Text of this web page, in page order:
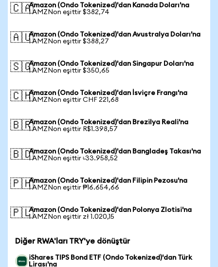
🇨🇦Amazon (Ondo Tokenized)'dan Kanada Doları'na
1 AMZNon eşittir $382,74
🇦🇺Amazon (Ondo Tokenized)'dan Avustralya Doları'na
1 AMZNon eşittir $388,27
🇸🇬Amazon (Ondo Tokenized)'dan Singapur Doları'na
1 AMZNon eşittir $350,65
🇨🇭Amazon (Ondo Tokenized)'dan İsviçre Frangı'na
1 AMZNon eşittir CHF 221,68
🇧🇷Amazon (Ondo Tokenized)'dan Brezilya Reali'na
1 AMZNon eşittir R$1.398,57
🇧🇩Amazon (Ondo Tokenized)'dan Bangladeş Takası'na
1 AMZNon eşittir ৳33.958,52
🇵🇭Amazon (Ondo Tokenized)'dan Filipin Pezosu'na
1 AMZNon eşittir ₱16.654,66
🇵🇱Amazon (Ondo Tokenized)'dan Polonya Zlotisi'na
1 AMZNon eşittir zł 1.020,15
Diğer RWA'ları TRY'ye dönüştür
iShares TIPS Bond ETF (Ondo Tokenized)'dan Türk
Lirası'na